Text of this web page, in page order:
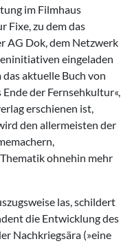
im Filmhaus
Fixe, zu dem das
AG Dok, dem Netzwerk
eingeladen
aktuelle Buch von
der Fernsehkultur«,
erschienen ist,
den allermeisten der
ohnehin mehr
las, schildert
die Entwicklung des
Nachkriegsära (»eine